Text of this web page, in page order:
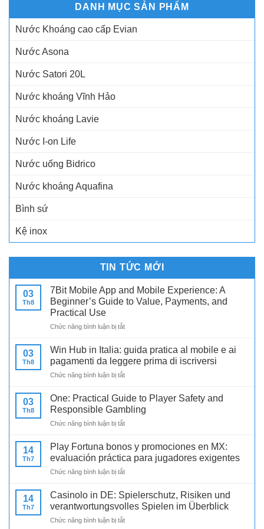
DANH MỤC SẢN PHẨM
Nước Khoáng cao cấp Evian
Nước Asona
Nước Satori 20L
Nước khoáng Vĩnh Hảo
Nước khoáng Lavie
Nước I-on Life
Nước uống Bidrico
Nước khoáng Aquafina
Bình sứ
Kệ inox
TIN TỨC MỚI
03
Th8
7Bit Mobile App and Mobile Experience: A
Beginner’s Guide to Value, Payments, and
Practical Use
Chức năng bình luận bị tắtở
Mobile
App
and
Mobile
A
Beginner’s
to
Payments,
and
Use
03
Th8
Win Hub in Italia: guida pratica al mobile e ai
pagamenti da leggere prima di iscriversi
Chức năng bình luận bị tắtở
Hub
in
Italia:
guida
al
mobile
ai
da
leggere
di
03
Th8
One: Practical Guide to Player Safety and
Responsible Gambling
Chức năng bình luận bị tắtở
Guide
to
Player
and
Responsible
Gambling
14
Th7
Play Fortuna bonos y promociones en MX:
evaluación práctica para jugadores exigentes
Chức năng bình luận bị tắtở
Fortuna
bonos
y
promociones
14
Th7
Casinolo in DE: Spielerschutz, Risiken und
verantwortungsvolles Spielen im Überblick
Chức năng bình luận bị tắtở